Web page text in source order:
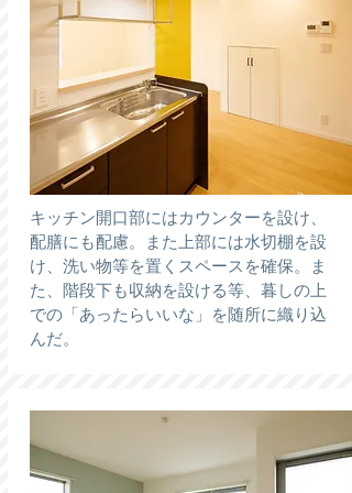
キッチン開口部にはカウンターを設け、
配膳にも配慮。また上部には水切棚を設
け、洗い物等を置くスペースを確保。ま
た、階段下も収納を設ける等、暮しの上
での「あったらいいな」を随所に織り込
んだ。